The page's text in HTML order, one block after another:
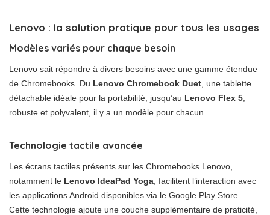
Lenovo : la solution pratique pour tous les usages
Modèles variés pour chaque besoin
Lenovo sait répondre à divers besoins avec une gamme étendue
de Chromebooks. Du Lenovo Chromebook Duet , une tablette
détachable idéale pour la portabilité, jusqu’au Lenovo Flex 5
robuste et polyvalent, il y a un modèle pour chacun.
Technologie tactile avancée
Les écrans tactiles présents sur les Chromebooks Lenovo,
notamment le Lenovo IdeaPad Yoga , facilitent l’interaction avec
les applications Android disponibles via le Google Play Store.
Cette technologie ajoute une couche supplémentaire de praticité,